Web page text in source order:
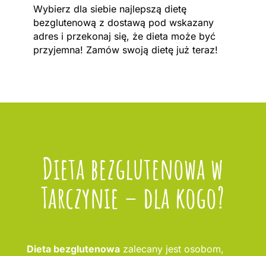
Wybierz dla siebie najlepszą dietę
bezglutenową z dostawą pod wskazany
adres i przekonaj się, że dieta może być
przyjemna! Zamów swoją dietę już teraz!
Dieta bezglutenowa w
Tarczynie – dla kogo?
Dieta bezglutenowazalecany jest osobom,